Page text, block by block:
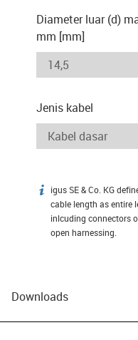
Diameter luar (d)
mm [mm]
Jenis kabel
igus-icon-info
igus SE & Co. KG
cable length as entire
inlcuding connectors
open harnessing.
Downloads